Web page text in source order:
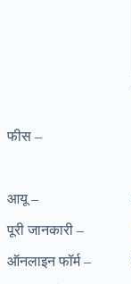
फीस –
आयू –
पूरी जानकारी –
ऑनलाइन फॉर्म –